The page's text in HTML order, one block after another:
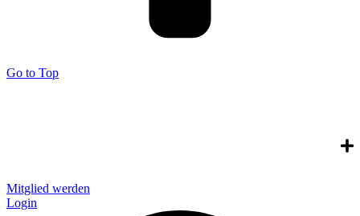
Go to Top
Mitglied werden
Login